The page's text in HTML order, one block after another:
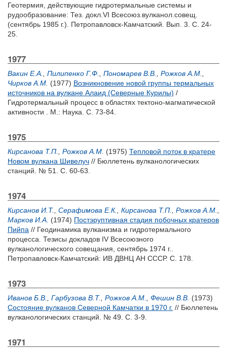
Геотермия, действующие гидротермальные системы и
рудообразование: Тез. докл.VI Всесоюз.вулканол.совещ.
(сентябрь 1985 г.). Петропавловск-Камчатский. Вып. 3. С. 24-
25.
1977
Вакин Е.А. Пилипенко Г.Ф. Пономарев В.В. Рожков А.М.
Чирков А.М. (1977) Возникновение новой группы термальных
источников на вулкане Алаид (Северные Курилы) /
Гидротермальный процесс в областях тектоно-магматической
активности . М.: Наука. С. 73-84.
1975
Кирсанова Т.П. Рожков А.М. (1975) Тепловой поток в кратере
Новом вулкана Шивелуч // Бюллетень вулканологических
станций. № 51. С. 60-63.
1974
Кирсанов И.Т. Серафимова Е.К. Кирсанова Т.П. Рожков А.М.
Марков И.А. (1974) Постэруптивная стадия побочных кратеров
Пийпа // Геодинамика вулканизма и гидротермального
процесса. Тезисы докладов IV Всесоюзного
вулканологического совещания, сентябрь 1974 г..
Петропавловск-Камчатский: ИВ ДВНЦ АН СССР. С. 178.
1973
Иванов Б.В. Гарбузова В.Т. Рожков А.М. Фешин В.В. (1973)
Состояние вулканов Северной Камчатки в 1970 г. // Бюллетень
вулканологических станций. № 49. С. 3-9.
1971